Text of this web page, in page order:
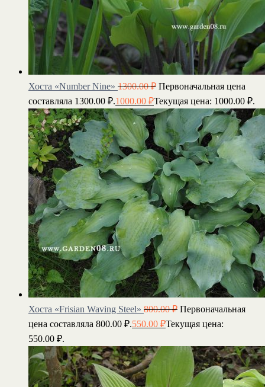
Хоста «Number Nine» 1300.00₽ Первоначальная цена
составляла 1300.00 ₽.1000.00 ₽Текущая цена: 1000.00 ₽.
Хоста «Frisian Waving Steel» 800.00₽ Первоначальная
цена составляла 800.00 ₽.550.00 ₽Текущая цена:
550.00 ₽.